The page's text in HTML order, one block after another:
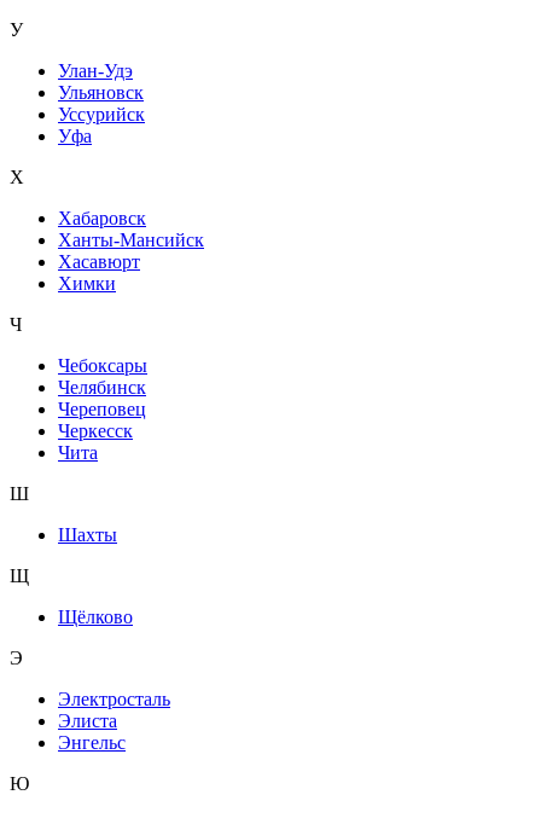
У
Улан-Удэ
Ульяновск
Уссурийск
Уфа
Х
Хабаровск
Ханты-Мансийск
Хасавюрт
Химки
Ч
Чебоксары
Челябинск
Череповец
Черкесск
Чита
Ш
Шахты
Щ
Щёлково
Э
Электросталь
Элиста
Энгельс
Ю